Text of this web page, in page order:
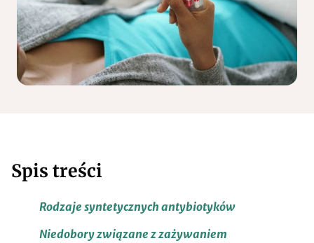
Spis treści
Rodzaje syntetycznych antybiotyków
Niedobory związane z zażywaniem